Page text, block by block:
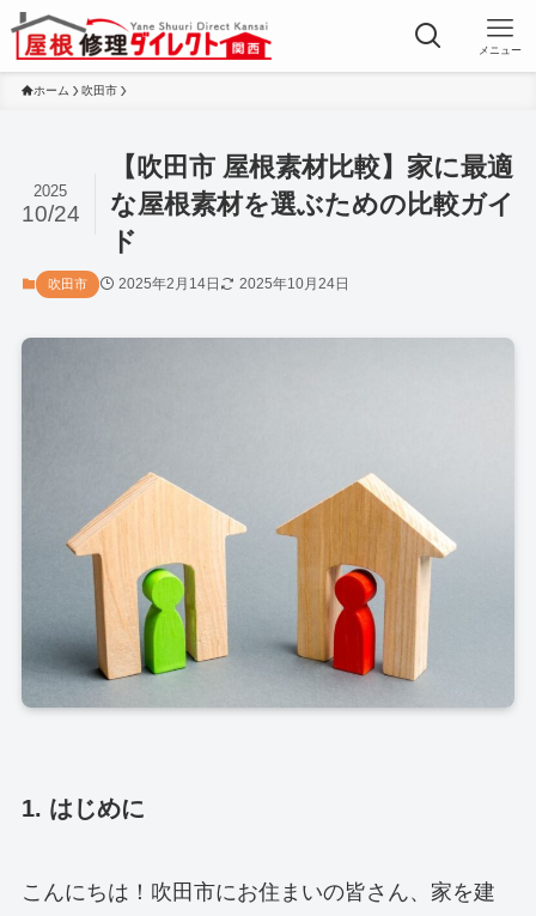
メニュー
ホーム 吹田市
【吹田市 屋根素材比較】家に最適
な屋根素材を選ぶための比較ガイ
ド
2025
10/24
吹田市 2025年2月14日 2025年10月24日
1. はじめに
こんにちは！吹田市にお住まいの皆さん、家を建